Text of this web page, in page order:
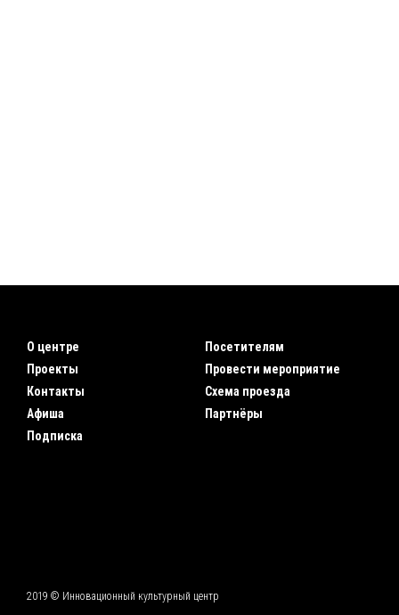
О центре
Проекты
Контакты
Афиша
Подписка
Посетителям
Провести мероприятие
Схема проезда
Партнёры
2019 © Инновационный культурный центр